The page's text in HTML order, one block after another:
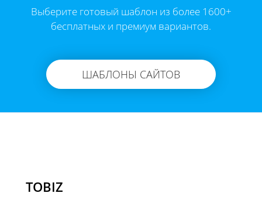
Выберите готовый шаблон из более 1600+
бесплатных и премиум вариантов.
ШАБЛОНЫ САЙТОВ
TOBIZ